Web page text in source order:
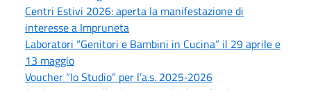
Centri Estivi 2026: aperta la manifestazione di
interesse a Impruneta
Laboratori “Genitori e Bambini in Cucina” il 29 aprile e
13 maggio
Voucher “Io Studio” per l’a.s. 2025‑2026